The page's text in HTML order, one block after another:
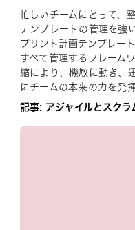
忙しいチームにとって、
テンプレートの管理を強
プリント計画テンプレート
すべて管理するフレーム
縮により、機敏に動き、
にチームの本来の力を発
記事: アジャイルとスク